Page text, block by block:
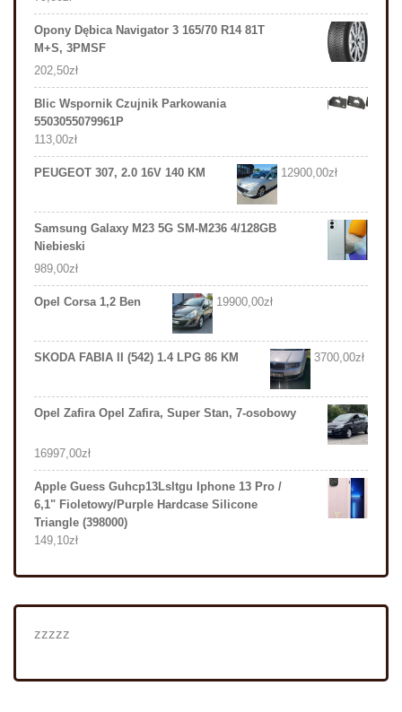
Opony Dębica Navigator 3 165/70 R14 81T
M+S, 3PMSF
202,50zł
Blic Wspornik Czujnik Parkowania
5503055079961P
113,00zł
PEUGEOT 307, 2.0 16V 140 KM 12900,00zł
Samsung Galaxy M23 5G SM-M236 4/128GB
Niebieski
989,00zł
Opel Corsa 1,2 Ben 19900,00zł
SKODA FABIA II (542) 1.4 LPG 86 KM 3700,00zł
Opel Zafira Opel Zafira, Super Stan, 7-osobowy
16997,00zł
Apple Guess Guhcp13Lsltgu Iphone 13 Pro /
6,1" Fioletowy/Purple Hardcase Silicone
Triangle (398000)
149,10zł
zzzzz